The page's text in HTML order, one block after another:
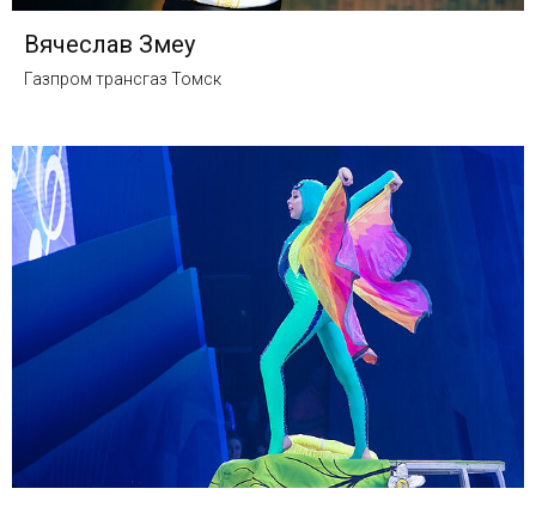
Вячеслав Змеу
Газпром трансгаз Томск